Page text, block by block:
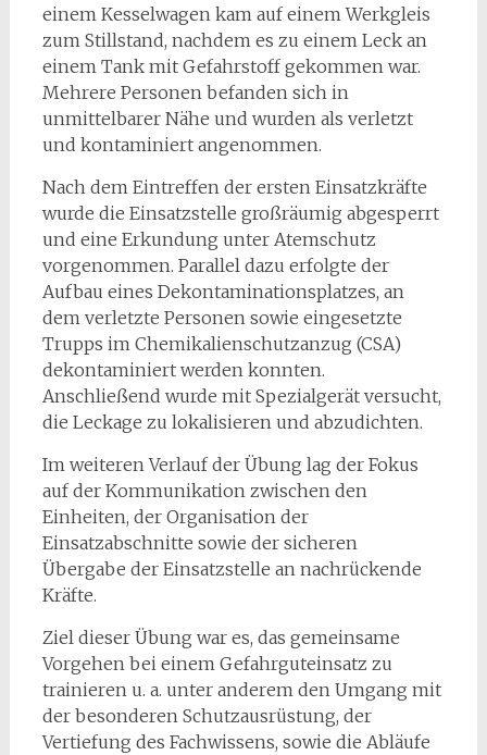
einem Kesselwagen kam auf einem Werkgleis
zum Stillstand, nachdem es zu einem Leck an
einem Tank mit Gefahrstoff gekommen war.
Mehrere Personen befanden sich in
unmittelbarer Nähe und wurden als verletzt
und kontaminiert angenommen.
Nach dem Eintreffen der ersten Einsatzkräfte
wurde die Einsatzstelle großräumig abgesperrt
und eine Erkundung unter Atemschutz
vorgenommen. Parallel dazu erfolgte der
Aufbau eines Dekontaminationsplatzes, an
dem verletzte Personen sowie eingesetzte
Trupps im Chemikalienschutzanzug (CSA)
dekontaminiert werden konnten.
Anschließend wurde mit Spezialgerät versucht,
die Leckage zu lokalisieren und abzudichten.
Im weiteren Verlauf der Übung lag der Fokus
auf der Kommunikation zwischen den
Einheiten, der Organisation der
Einsatzabschnitte sowie der sicheren
Übergabe der Einsatzstelle an nachrückende
Kräfte.
Ziel dieser Übung war es, das gemeinsame
Vorgehen bei einem Gefahrguteinsatz zu
trainieren u. a. unter anderem den Umgang mit
der besonderen Schutzausrüstung, der
Vertiefung des Fachwissens, sowie die Abläufe